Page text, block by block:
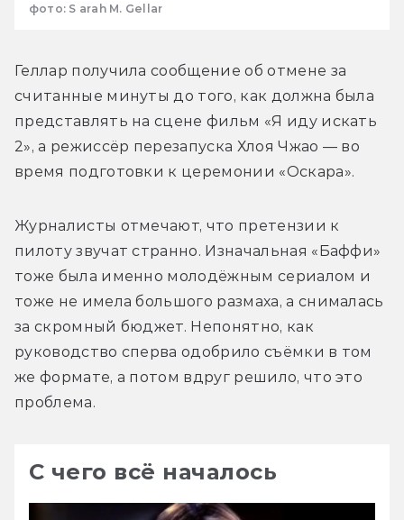
фото: S arah M. Gellar
Геллар получила сообщение об отмене за
считанные минуты до того, как должна была
представлять на сцене фильм «Я иду искать
2», а режиссёр перезапуска Хлоя Чжао — во
Журналисты отмечают, что претензии к
пилоту звучат странно. Изначальная «Баффи»
тоже была именно молодёжным сериалом и
тоже не имела большого размаха, а снималась
за скромный бюджет. Непонятно, как
руководство сперва одобрило съёмки в том
же формате, а потом вдруг решило, что это
проблема.
С чего всё началось